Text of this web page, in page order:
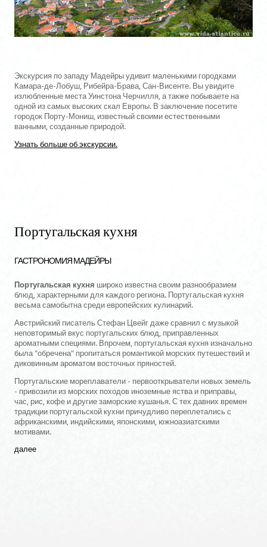
Экскурсия по западу Мадейры удивит маленькими городками
Камара-де-Лобуш, Рибейра-Брава, Сан-Висенте. Вы увидите
излюбленные места Уинстона Черчилля, а также побываете на
одной из самых высоких скал Европы. В заключение посетите
городок Порту-Мониш, известный своими естественными
ванными, созданные природой.
Узнать больше об экскурсии.
Португальская кухня
ГАСТРОНОМИЯ МАДЕЙРЫ
Португальская кухня широко известна своим разнообразием
блюд, характерными для каждого региона. Португальская кухня
весьма самобытна среди европейских кулинарий.
Австрийский писатель Стефан Цвейг даже сравнил с музыкой
неповторимый вкус португальских блюд, приправленных
ароматными специями. Впрочем, португальская кухня изначально
была "обречена" пропитаться романтикой морских путешествий и
диковинным ароматом восточных пряностей.
Португальские мореплаватели - первооткрыватели новых земель
- привозили из морских походов иноземные яства и приправы,
час, рис, кофе и другие заморские кушанья. С тех давних времен
традиции португальской кухни причудливо переплетались с
африканскими, индийскими, японскими, южноазиатскими
мотивами.
далее